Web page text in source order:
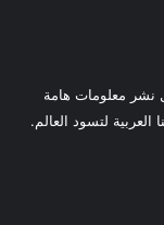
نشر معلومات هامة
لتسود العالم.